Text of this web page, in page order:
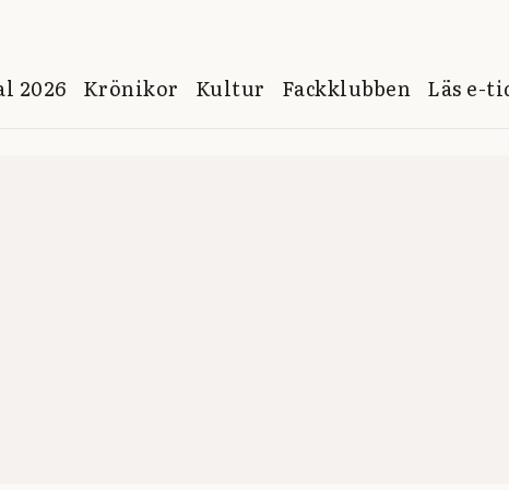
2026 Krönikor Kultur Fackklubben Läs e-